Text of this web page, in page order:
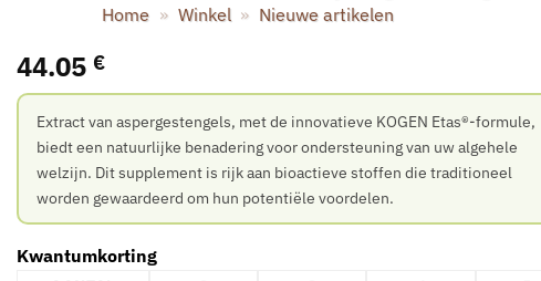
Home » Winkel » Nieuwe artikelen
44.05 €
Extract van aspergestengels, met de innovatieve KOGEN Etas®-formule,
biedt een natuurlijke benadering voor ondersteuning van uw algehele
welzijn. Dit supplement is rijk aan bioactieve stoffen die traditioneel
worden gewaardeerd om hun potentiële voordelen.
Kwantumkorting